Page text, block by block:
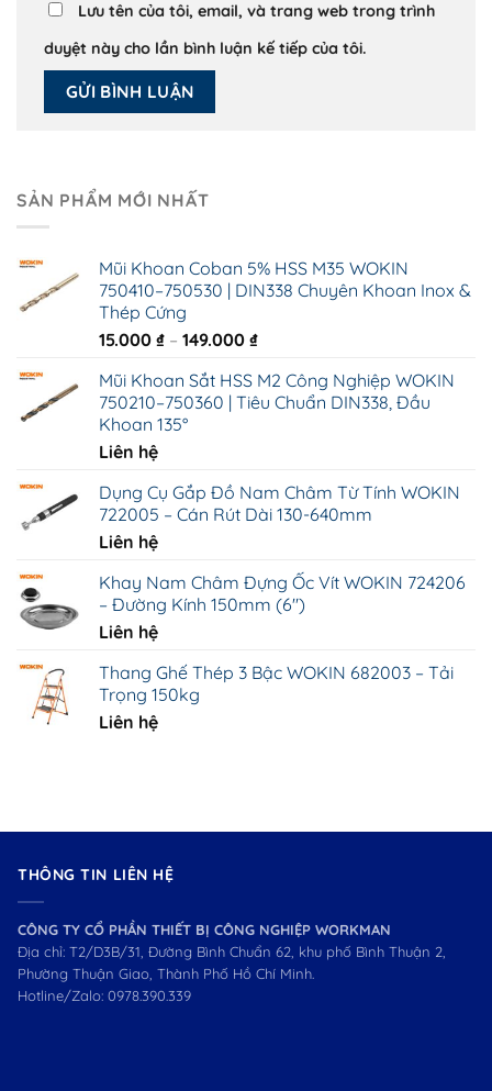
Lưu tên của tôi, email, và trang web trong trình
duyệt này cho lần bình luận kế tiếp của tôi.
SẢN PHẨM MỚI NHẤT
Mũi Khoan Coban 5% HSS M35 WOKIN
750410–750530 | DIN338 Chuyên Khoan Inox &
Thép Cứng
15.000 ₫ – 149.000 ₫Khoảng
từ
15.000 ₫
Mũi Khoan Sắt HSS M2 Công Nghiệp WOKIN
750210–750360 | Tiêu Chuẩn DIN338, Đầu
Khoan 135°
Liên hệ
Dụng Cụ Gắp Đồ Nam Châm Từ Tính WOKIN
722005 – Cán Rút Dài 130-640mm
Liên hệ
Khay Nam Châm Đựng Ốc Vít WOKIN 724206
– Đường Kính 150mm (6")
Liên hệ
Thang Ghế Thép 3 Bậc WOKIN 682003 – Tải
Trọng 150kg
Liên hệ
THÔNG TIN LIÊN HỆ
CÔNG TY CỔ PHẦN THIẾT BỊ CÔNG NGHIỆP WORKMAN
Địa chỉ: T2/D3B/31, Đường Bình Chuẩn 62, khu phố Bình Thuận 2,
Phường Thuận Giao, Thành Phố Hồ Chí Minh.
Hotline/Zalo: 0978.390.339